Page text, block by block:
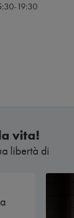
19:30
vita!
libertà di